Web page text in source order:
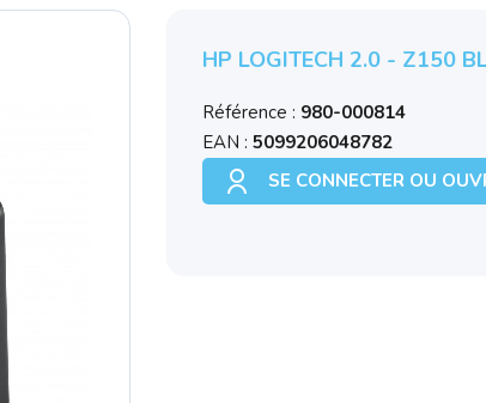
HP LOGITECH 2.0 - Z150
Référence : 980-000814
EAN : 5099206048782
SE CONNECTER OU